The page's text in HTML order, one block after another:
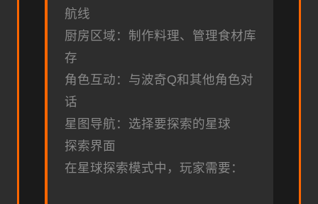
航线
厨房区域：制作料理、管理食材库
存
角色互动：与波奇Q和其他角色对
话
星图导航：选择要探索的星球
探索界面
在星球探索模式中，玩家需要：